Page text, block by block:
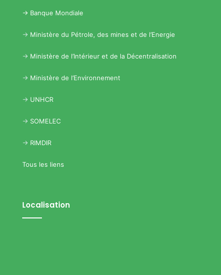
-> Banque Mondiale
-> Ministère du Pétrole, des mines et de l’Energie
-> Ministère de l’Intérieur et de la Décentralisation
-> Ministère de l’Environnement
-> UNHCR
-> SOMELEC
-> RIMDIR
Tous les liens
Localisation